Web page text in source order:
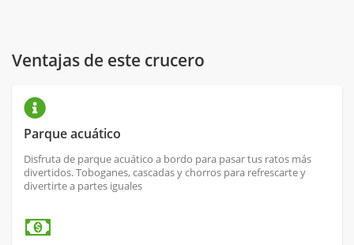
Ventajas de este crucero
Parque acuático
Disfruta de parque acuático a bordo para pasar tus ratos más
divertidos. Toboganes, cascadas y chorros para refrescarte y
divertirte a partes iguales